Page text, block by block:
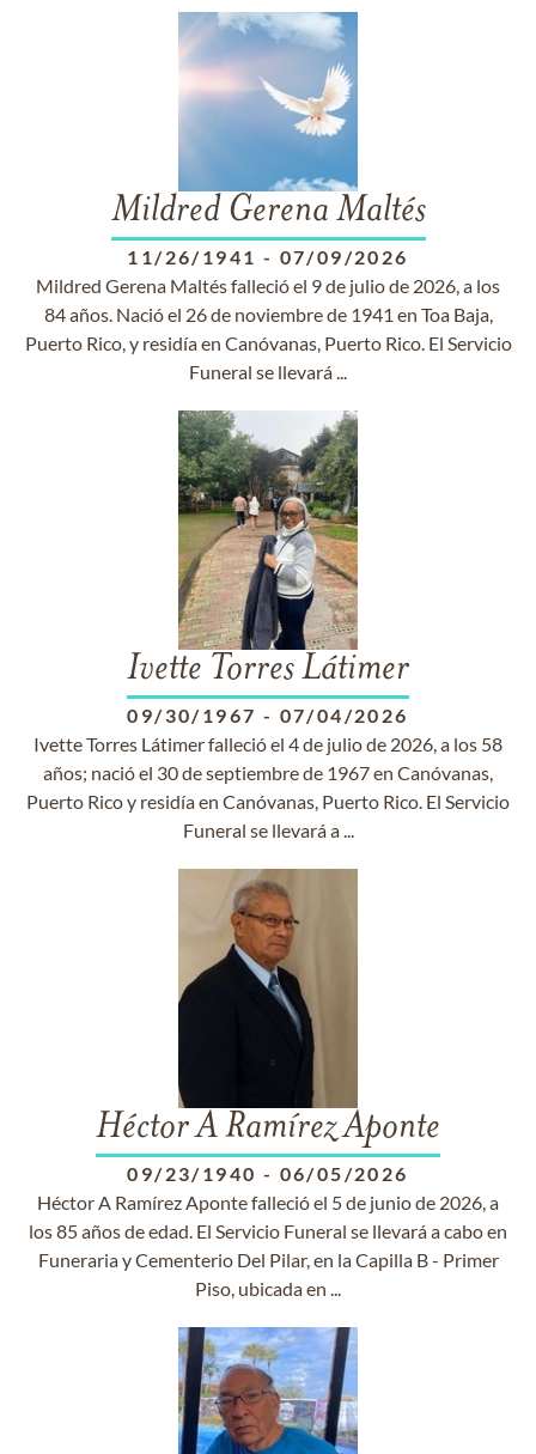
Mildred Gerena Maltés
11/26/1941 - 07/09/2026
Mildred Gerena Maltés falleció el 9 de julio de 2026, a los
84 años. Nació el 26 de noviembre de 1941 en Toa Baja,
Puerto Rico, y residía en Canóvanas, Puerto Rico. El Servicio
Funeral se llevará ...
Ivette Torres Látimer
09/30/1967 - 07/04/2026
Ivette Torres Látimer falleció el 4 de julio de 2026, a los 58
años; nació el 30 de septiembre de 1967 en Canóvanas,
Puerto Rico y residía en Canóvanas, Puerto Rico. El Servicio
Funeral se llevará a ...
Héctor A Ramírez Aponte
09/23/1940 - 06/05/2026
Héctor A Ramírez Aponte falleció el 5 de junio de 2026, a
los 85 años de edad. El Servicio Funeral se llevará a cabo en
Funeraria y Cementerio Del Pilar, en la Capilla B - Primer
Piso, ubicada en ...